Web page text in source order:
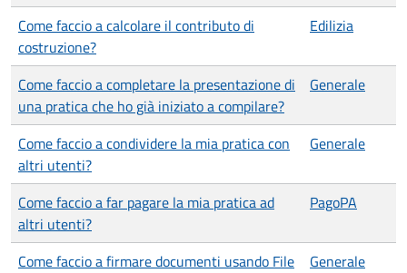
Come faccio a calcolare il contributo di
costruzione?
Edilizia
Come faccio a completare la presentazione di
una pratica che ho già iniziato a compilare?
Generale
Come faccio a condividere la mia pratica con
altri utenti?
Generale
Come faccio a far pagare la mia pratica ad
altri utenti?
PagoPA
Come faccio a firmare documenti usando File
Generale